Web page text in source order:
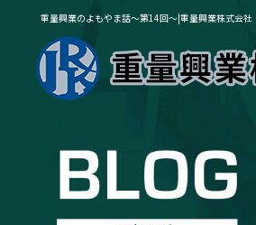
重量興業のよもやま話～第14回～|重量興業株式会社